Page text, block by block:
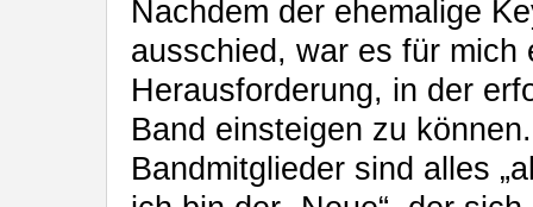
Nachdem der ehemalige
ausschied, war es für mich
Herausforderung, in der
Band einsteigen zu
Bandmitglieder sind alles